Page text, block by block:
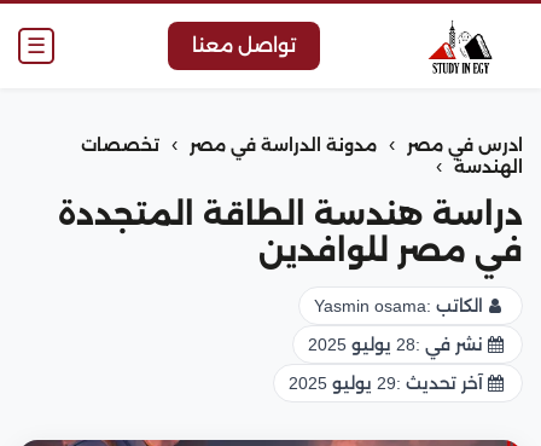
☰ تواصل معنا
ادرس في مصر › مدونة الدراسة في مصر ›
تخصصات
الهندسة
›
دراسة هندسة الطاقة المتجددة
في مصر للوافدين
الكاتب :Yasmin osama
نشر في :28 يوليو 2025
آخر تحديث :29 يوليو 2025